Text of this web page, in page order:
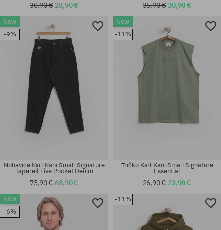
Dostupné veľkosti:
S; M; L; XL
Dostupné veľkosti:
S; M; L; XL
Dostupné veľkosti:
S; M; L; XL
30,90 € 28,90 €
Dostupné veľkosti:
35,90 €30,90 €
New
-9%
Nohavice Karl Kani Small Signature
Tapered Five Pocket Denim
75,90 €68,90 €
New
-11%
Tričko Karl Kani Small Signature
Essential
26,90 € 23,90 €
New
-6%
-11%